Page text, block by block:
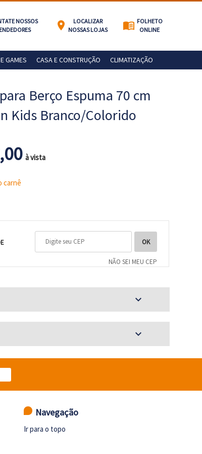
NOSSOS
location_on
LOCALIZAR
NOSSAS LOJAS
menu_book FOLHETO
ONLINE
GAMES CASA E CONSTRUÇÃO CLIMATIZAÇÃO
Berço Espuma 70 cm
Kids Branco/Colorido
à vista
carnê
NÃO SEI MEU CEP
expand_more
expand_more
Navegação
Ir para o topo